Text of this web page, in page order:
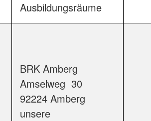
BRK Amberg
Amselweg  30
92224 Amberg
unsere